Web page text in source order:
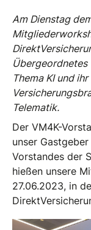
Am Dienstag
Übergeordnetes
Thema KI und
Telematik.
Der VM4K-
unser
Vorstandes der
hießen unsere
27.06.2023, in